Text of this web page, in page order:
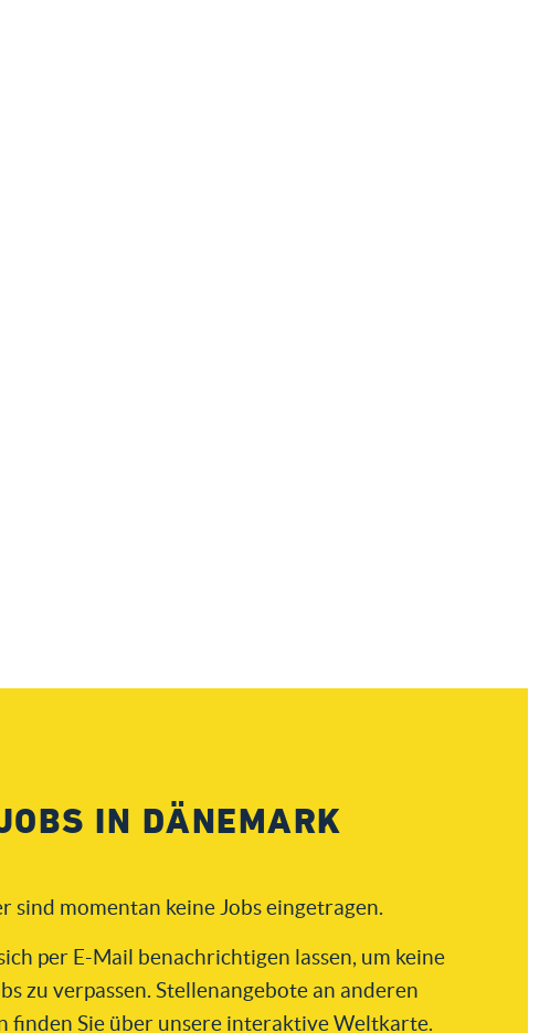
IN DÄNEMARK
sind momentan keine Jobs eingetragen.
per E-Mail benachrichtigen lassen, um keine
zu verpassen. Stellenangebote an anderen
finden Sie über unsere interaktiveWeltkarte.